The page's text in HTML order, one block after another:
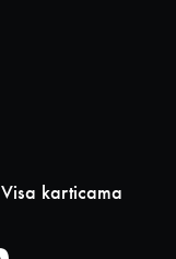
karticama